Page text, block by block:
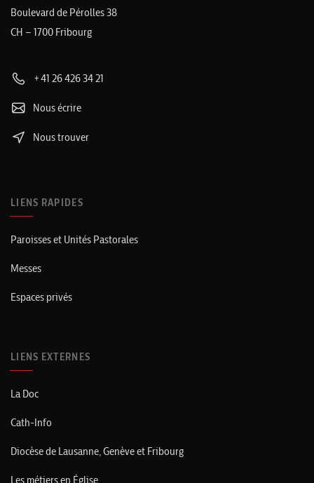
Boulevard de Pérolles 38
CH – 1700 Fribourg
+41 26 426 34 21
Nous écrire
Nous trouver
LIENS RAPIDES
Paroisses et Unités Pastorales
Messes
Espaces privés
LIENS EXTERNES
La Doc
Cath-Info
Diocèse de Lausanne, Genève et Fribourg
Les métiers en Église